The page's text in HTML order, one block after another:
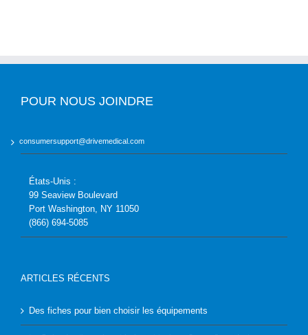
POUR NOUS JOINDRE
consumersupport@drivemedical.com
États-Unis :
99 Seaview Boulevard
Port Washington, NY 11050
(866) 694-5085
ARTICLES RÉCENTS
Des fiches pour bien choisir les équipements